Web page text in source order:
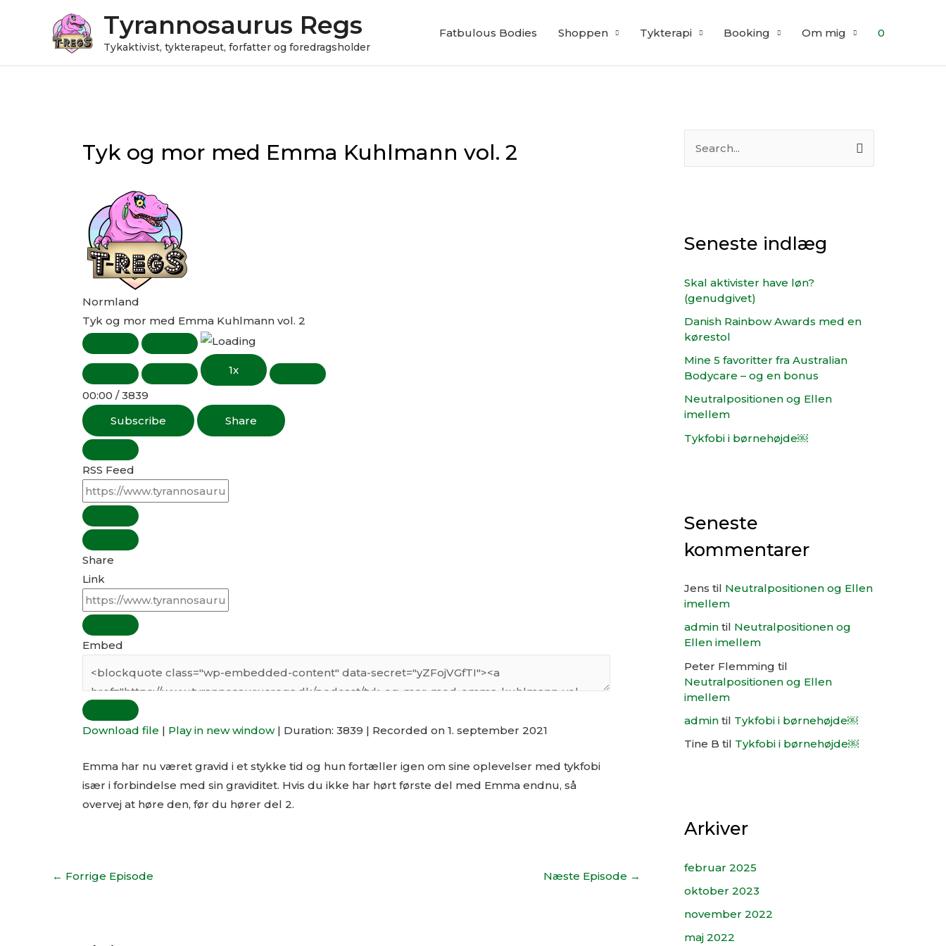
Tyrannosaurus Regs
Tykaktivist, tykterapeut, forfatter og foredragsholder
Fatbulous Bodies Shoppen Tykterapi Booking Om mig 0
Tyk og mor med Emma Kuhlmann vol. 2
Normland
Tyk og mor med Emma Kuhlmann vol. 2
1x
00:00 / 3839
Subscribe
Share
RSS Feed
Share
Link
Embed
Download file | Play in new window| Duration: 3839 | Recorded on 1. september 2021
Emma har nu været gravid i et stykke tid og hun fortæller igen om sine oplevelser med tykfobi
især i forbindelse med sin graviditet. Hvis du ikke har hørt første del med Emma endnu, så
overvej at høre den, før du hører del 2.
← Forrige Episode Næste Episode →
f
e
r
:
Seneste indlæg
Skal aktivister have løn?
(genudgivet)
Danish Rainbow Awards med en
kørestol
Mine 5 favoritter fra Australian
Bodycare – og en bonus
Neutralpositionen og Ellen
imellem
Tykfobi i børnehøjde￼
Seneste
kommentarer
Jens til Neutralpositionen og Ellen
imellem
admin til Neutralpositionen og
Ellen imellem
Peter Flemming til
Neutralpositionen og Ellen
imellem
admin til Tykfobi i børnehøjde￼
Tine B til Tykfobi i børnehøjde￼
Arkiver
februar 2025
oktober 2023
november 2022
maj 2022